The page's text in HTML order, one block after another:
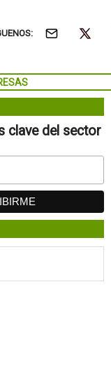
clave del sector